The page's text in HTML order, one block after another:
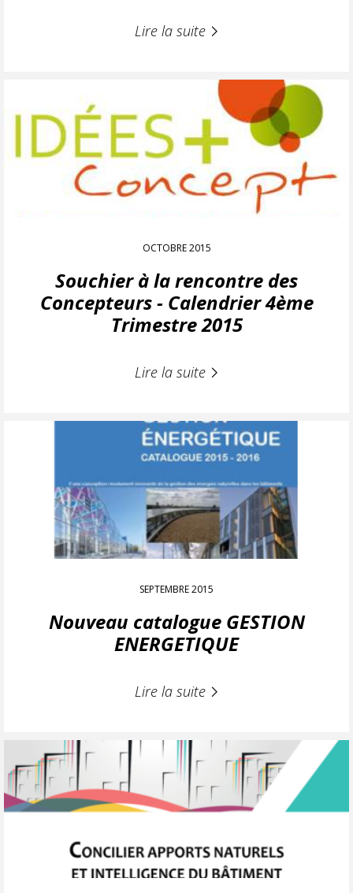
Lire la suite
OCTOBRE 2015
Souchier à la rencontre des
Concepteurs - Calendrier 4ème
Trimestre 2015
Lire la suite
SEPTEMBRE 2015
Nouveau catalogue GESTION
ENERGETIQUE
Lire la suite